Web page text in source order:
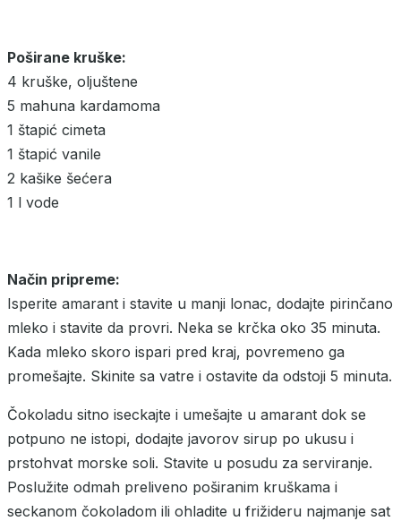
Poširane kruške:
4 kruške, oljuštene
5 mahuna kardamoma
1 štapić cimeta
1 štapić vanile
2 kašike šećera
1 l vode
Način pripreme:
Isperite amarant i stavite u manji lonac, dodajte pirinčano
mleko i stavite da provri. Neka se krčka oko 35 minuta.
Kada mleko skoro ispari pred kraj, povremeno ga
promešajte. Skinite sa vatre i ostavite da odstoji 5 minuta.
Čokoladu sitno iseckajte i umešajte u amarant dok se
potpuno ne istopi, dodajte javorov sirup po ukusu i
prstohvat morske soli. Stavite u posudu za serviranje.
Poslužite odmah preliveno poširanim kruškama i
seckanom čokoladom ili ohladite u frižideru najmanje sat